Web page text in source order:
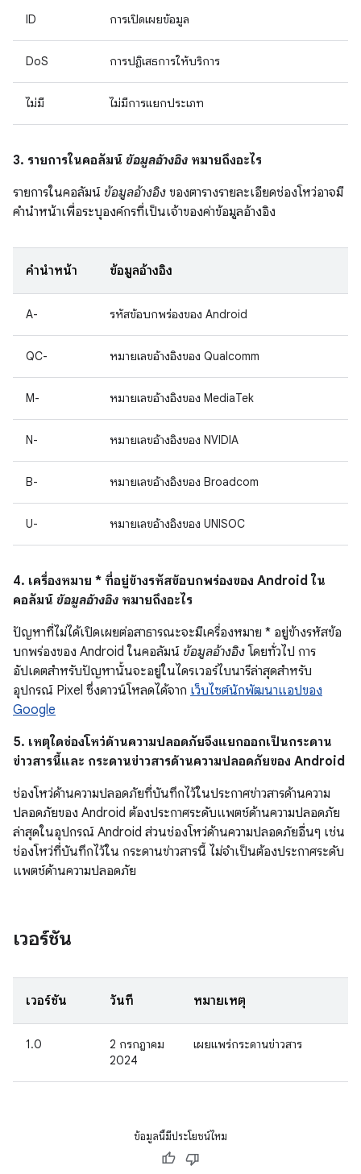
ID การเปิดเผยข้อมูล
DoS การปฏิเสธการให้บริการ
ไม่มี ไม่มีการแยกประเภท
3. รายการในคอลัมน์ ข้อมูลอ้างอิง หมายถึงอะไร
รายการในคอลัมน์ ข้อมูลอ้างอิง ของตารางรายละเอียดช่องโหว่อาจมี
คำนำหน้าเพื่อระบุองค์กรที่เป็นเจ้าของค่าข้อมูลอ้างอิง
คำนำหน้า ข้อมูลอ้างอิง
A- รหัสข้อบกพร่องของ Android
QC- หมายเลขอ้างอิงของ Qualcomm
M- หมายเลขอ้างอิงของ MediaTek
N- หมายเลขอ้างอิงของ NVIDIA
B- หมายเลขอ้างอิงของ Broadcom
U- หมายเลขอ้างอิงของ UNISOC
4. เครื่องหมาย * ที่อยู่ข้างรหัสข้อบกพร่องของ Android ใน
คอลัมน์ ข้อมูลอ้างอิง หมายถึงอะไร
ปัญหาที่ไม่ได้เปิดเผยต่อสาธารณะจะมีเครื่องหมาย * อยู่ข้างรหัสข้อ
บกพร่องของ Android ในคอลัมน์ ข้อมูลอ้างอิง โดยทั่วไป การ
อัปเดตสำหรับปัญหานั้นจะอยู่ในไดรเวอร์ไบนารีล่าสุดสำหรับ
อุปกรณ์ Pixel ซึ่งดาวน์โหลดได้จาก เว็บไซต์นักพัฒนาแอปของ
Google
5. เหตุใดช่องโหว่ด้านความปลอดภัยจึงแยกออกเป็นกระดาน
ข่าวสารนี้และ กระดานข่าวสารด้านความปลอดภัยของ Android
ช่องโหว่ด้านความปลอดภัยที่บันทึกไว้ในประกาศข่าวสารด้านความ
ปลอดภัยของ Android ต้องประกาศระดับแพตช์ด้านความปลอดภัย
ล่าสุดในอุปกรณ์ Android ส่วนช่องโหว่ด้านความปลอดภัยอื่นๆ เช่น
ช่องโหว่ที่บันทึกไว้ใน กระดานข่าวสารนี้ ไม่จำเป็นต้องประกาศระดับ
แพตช์ด้านความปลอดภัย
เวอร์ชัน
เวอร์ชัน วันที่ หมายเหตุ
1.0
2 กรกฎาคม
2024
เผยแพร่กระดานข่าวสาร
ข้อมูลนี้มีประโยชน์ไหม